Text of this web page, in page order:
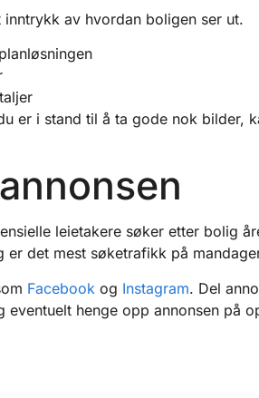
av hvordan boligen ser ut.
er i stand til å ta gode nok
leietakere søker etter bolig
det mest søketrafikk på
Facebook og Instagram. Del
henge opp annonsen på